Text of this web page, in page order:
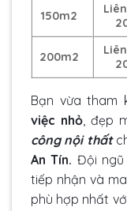
150m2
200m2
Bạn vừa tham
việc nhỏ, đẹp
công nội thất
An Tín. Đội ngũ
tiếp nhận và
phù hợp nhất